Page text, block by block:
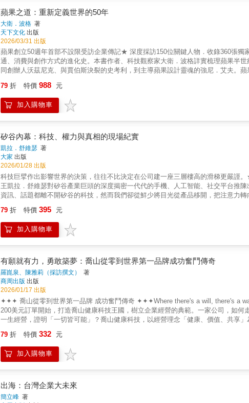
先設子彈，再設砲彈：十倍勝公司在發展過程中，在意的不是跑得比別人快或擁有
得比別人都出色。柯林斯將這種步步為營、以實證為創造力的創新方法比喻為「先
奏效，有了實證依據而信心大增，就可以集中資源，發射砲彈。 ●超越死亡線：十倍勝領導人知道自己無法預測未來，所以必須及早為無法預測地
意外狀況做好充分準備，這種建設性的偏執讓他們冒更低的風險，卻產生更卓越的成果。 ●SMaC致勝配方：SMaC代表「具體明確，有條
方法，同時始終如一」。十倍勝公司在瞬息萬變、高度不確定的世界裡，會以堅忍
以掌控的情況，而SMaC就是他們在失控世界裡努力掌控一切的方法。 ●重要的不是運氣，而是運氣報酬率：好運和壞運之間有一種不對稱關係。
十倍勝領導人總是假定自己運氣很差，因此未雨綢繆、預做準備。因此他們會透過
「SMaC致勝配方」來獲得高運氣報酬率。 & │打破迷思，理出企業成功關鍵│ ●十倍勝公司不一定靠創新脫穎而出。 ●十倍勝公司不一定決策速
度比較快，而是知道什麼時候該快，什麼時候該慢。 ●十倍勝公司不一定要做劇烈的改革。 ●十倍勝公司不一定是因為運氣比較好，而是碰到不同
蘋果之道：重新定義世界的50年
大衛．波格 著
天下文化 出版
2026/03/31 出版
蘋果創立50週年首部不設限受訪企業傳記★ 深度採訪150位關鍵人物．收錄360張
通、消費與創作方式的進化史。本書作者、科技觀察家大衛．波格詳實梳理蘋果半
同創辦人沃茲尼克、與賈伯斯決裂的史考利，到主導蘋果設計靈魂的強尼．艾夫。
只做一件事：讓每個人親身體驗科技的魅力。為什麼有些公司創造產品，蘋果卻能
克「願景化為獲利」的執行力如何完美接力。蘋果的偉大，不僅在於創造彩色電腦
並從中提煉出更強大的創新動能。透過這部最權威的蘋果企業史，我們將看見科技
自己的股份——那筆股份，今天價值超過3500億美元。▶最有先見之明的失敗：那台
的ARM晶片，後來成了所有智慧型手機的運算核心。▶被遺忘的世界第一：1994年
乎沒有人記得。透過本書，你能深刻感受，蘋果如何穿梭在人文藝術與科技的交會
複雜技術如何變成人類本能。－勇於試錯：每一次挫敗，都成為下一個劃時代產品
塑。－如何布局未來：AI與空間運算時代的未來敘事。《蘋果之道》由中華電信聯
79 折 特價 988 元
加入購物車
矽谷內幕：科技、權力與真相的現場紀實
凱拉．舒維瑟 著
大家 出版
2026/01/28 出版
科技巨擘作出影響世界的決策，往往不比決定在公司建一座三層樓高的滑梯更嚴謹
王凱拉．舒維瑟對矽谷產業巨頭的深度揭密一代代的手機、人工智能、社交平台推
資訊、話題都離不開矽谷的科技，然而我們卻從鮮少將目光從產品移開，把注意力
自己的歷史。透過公關敘述、創辦人神話和「必然成功」的故事框架，許多決策被
的代價。凱拉‧舒維瑟寫《矽谷內幕》不是為了回顧成功，而是在故事被修正之前，
雜的使用者同意條款中，我們不經意間「自願」成為資料捐贈者； 以為「神經連
聽；臉書營運長雪柔．桑德伯格則說：「在矽谷寫備忘錄的人都會開玩笑：『希望
人，D: All Things Digital 長期被視為必看的媒體，而在「科技 × 政治 × 權力」這個
與引用的節目。自凱拉從《華盛頓郵報》入行，成為當時新聞界中報導初生網路的
從賈伯斯、貝佐斯、馬斯克、蓋茲、桑德伯格到山姆．奧特曼與祖克伯，這些科技
意義上的滿頭大汗。她不僅揭開無數企業的漏洞，也逐步寫成這本集結三十年祕辛
責任，但她也以樂觀的態度，認為科技有潛力幫助解決世界的問題。只是這個產業
來。即使與此同時，全新的AI科技已帶著下一波改變登上世界舞台。《矽谷內幕：
與未來的人。
79 折 特價 395 元
加入購物車
有願就有力，勇敢築夢：喬山從零到世界第一品牌成功奮鬥傳奇
羅崑泉、陳雅莉（採訪撰文）
著
商周出版 出版
2026/01/17 出版
✦✦✦ 喬山從零到世界第一品牌 成功奮鬥傳奇 ✦✦✦Where there's a will, there's a
200美元訂單開始，打造喬山健康科技王國，樹立企業經營的典範。一家公司，如
一生經營，證明「一切皆可能」？喬山健康科技，以經營理念「健康、價值、共享
中市長 胡志強勤美集團創辦人 何明憲前台中教育大學校長 楊思偉優笠發企業董事
與對事業的投入，從來不是彼此衝突，而是相互成就。他珍惜親情、尊重家人，以
的成功企業。前台中市長 胡志強我深深敬佩羅董事長，除了事業上的遠見，還有他
造走向品牌，從代工邁向創新。本書記錄的，不僅是成功企業的發展，更是關於信
發企業董事長、喬山董事、磐石會創始人 謝平上【全書內容特色】✔最完整的台灣
79 折 特價 332 元
加入購物車
出海：台灣企業大未來
簡立峰 著